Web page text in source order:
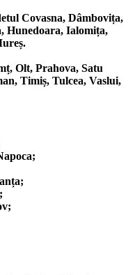
Covasna, Dâmbovița,
Hunedoara, Ialomița,
Olt, Prahova, Satu
Timiș, Tulcea, Vaslui,